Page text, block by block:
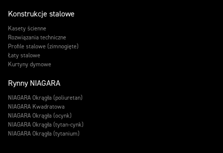
Konstrukcje stalowe
Kasety ścienne
Rozwiązania techniczne
Profile stalowe (zimnogięte)
Łaty stalowe
Kurtyny dymowe
Rynny NIAGARA
NIAGARA Okrągła (poliuretan)
NIAGARA Kwadratowa
NIAGARA Okrągła (ocynk)
NIAGARA Okrągła (tytan-cynk)
NIAGARA Okrągła (tytanium)